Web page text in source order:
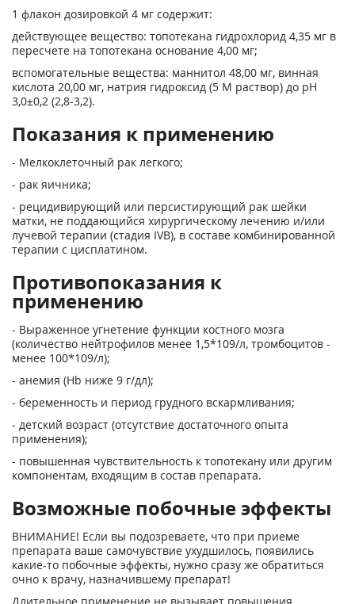
1 флакон дозировкой 4 мг содержит:
действующее вещество: топотекана гидрохлорид 4,35 мг в
пересчете на топотекана основание 4,00 мг;
вспомогательные вещества: маннитол 48,00 мг, винная
кислота 20,00 мг, натрия гидроксид (5 М раствор) до pH
3,0±0,2 (2,8-3,2).
Показания к применению
- Мелкоклеточный рак легкого;
- рак яичника;
- рецидивирующий или персистирующий рак шейки
матки, не поддающийся хирургическому лечению и/или
лучевой терапии (стадия IVB), в составе комбинированной
терапии с цисплатином.
Противопоказания к
применению
- Выраженное угнетение функции костного мозга
(количество нейтрофилов менее 1,5*109/л, тромбоцитов -
менее 100*109/л);
- анемия (Нb ниже 9 г/дл);
- беременность и период грудного вскармливания;
- детский возраст (отсутствие достаточного опыта
применения);
- повышенная чувствительность к топотекану или другим
компонентам, входящим в состав препарата.
Возможные побочные эффекты
ВНИМАНИЕ! Если вы подозреваете, что при приеме
препарата ваше самочувствие ухудшилось, появились
какие-то побочные эффекты, нужно сразу же обратиться
очно к врачу, назначившему препарат!